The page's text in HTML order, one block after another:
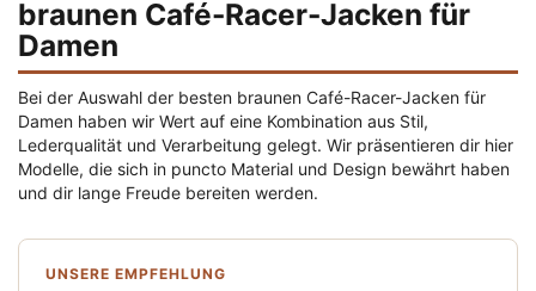
braunen Café-Racer-Jacken für
Damen
Bei der Auswahl der besten braunen Café-Racer-Jacken für
Damen haben wir Wert auf eine Kombination aus Stil,
Lederqualität und Verarbeitung gelegt. Wir präsentieren dir hier
Modelle, die sich in puncto Material und Design bewährt haben
und dir lange Freude bereiten werden.
UNSERE EMPFEHLUNG